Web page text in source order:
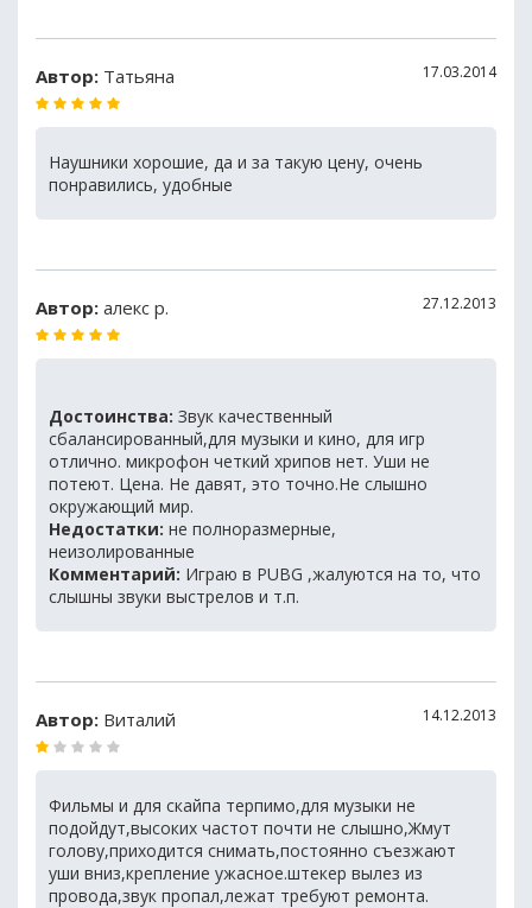
Автор: Татьяна 17.03.2014
Наушники хорошие, да и за такую цену, очень
понравились, удобные
Автор: алекс р. 27.12.2013
Достоинства: Звук качественный
сбалансированный,для музыки и кино, для игр
отлично. микрофон четкий хрипов нет. Уши не
потеют. Цена. Не давят, это точно.Не слышно
окружающий мир.
Недостатки: не полноразмерные,
неизолированные
Комментарий: Играю в PUBG ,жалуются на то, что
слышны звуки выстрелов и т.п.
Автор: Виталий 14.12.2013
Фильмы и для скайпа терпимо,для музыки не
подойдут,высоких частот почти не слышно,Жмут
голову,приходится снимать,постоянно съезжают
уши вниз,крепление ужасное.штекер вылез из
провода,звук пропал,лежат требуют ремонта.